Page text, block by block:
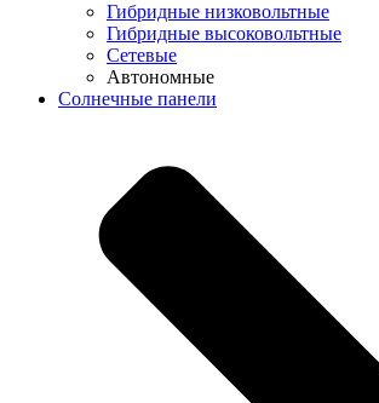
Гибридные низковольтные
Гибридные высоковольтные
Сетевые
Автономные
Солнечные панели